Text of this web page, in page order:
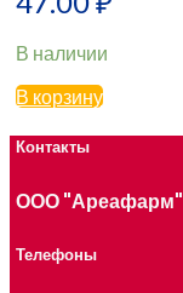
В наличии
В корзину
Контакты
ООО "Ареафарм"
Телефоны